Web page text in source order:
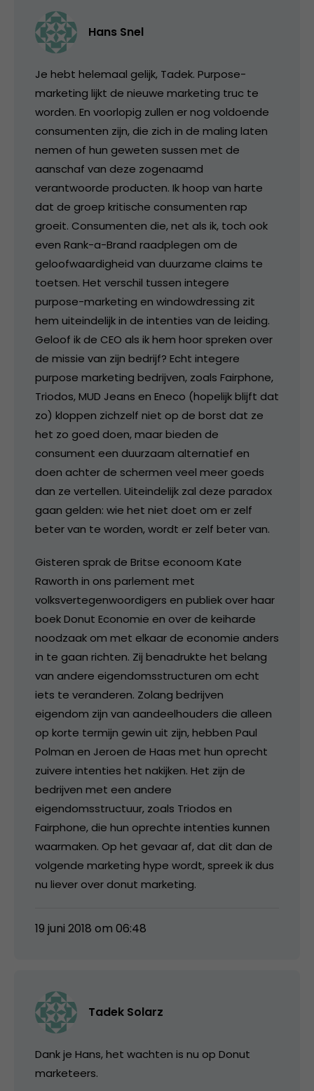
Hans Snel
Je hebt helemaal gelijk, Tadek. Purpose-
marketing lijkt de nieuwe marketing truc te
worden. En voorlopig zullen er nog voldoende
consumenten zijn, die zich in de maling laten
nemen of hun geweten sussen met de
aanschaf van deze zogenaamd
verantwoorde producten. Ik hoop van harte
dat de groep kritische consumenten rap
groeit. Consumenten die, net als ik, toch ook
even Rank-a-Brand raadplegen om de
geloofwaardigheid van duurzame claims te
toetsen. Het verschil tussen integere
purpose-marketing en windowdressing zit
hem uiteindelijk in de intenties van de leiding.
Geloof ik de CEO als ik hem hoor spreken over
de missie van zijn bedrijf? Echt integere
purpose marketing bedrijven, zoals Fairphone,
Triodos, MUD Jeans en Eneco (hopelijk blijft dat
zo) kloppen zichzelf niet op de borst dat ze
het zo goed doen, maar bieden de
consument een duurzaam alternatief en
doen achter de schermen veel meer goeds
dan ze vertellen. Uiteindelijk zal deze paradox
gaan gelden: wie het niet doet om er zelf
beter van te worden, wordt er zelf beter van.
Gisteren sprak de Britse econoom Kate
Raworth in ons parlement met
volksvertegenwoordigers en publiek over haar
boek Donut Economie en over de keiharde
noodzaak om met elkaar de economie anders
in te gaan richten. Zij benadrukte het belang
van andere eigendomsstructuren om echt
iets te veranderen. Zolang bedrijven
eigendom zijn van aandeelhouders die alleen
op korte termijn gewin uit zijn, hebben Paul
Polman en Jeroen de Haas met hun oprecht
zuivere intenties het nakijken. Het zijn de
bedrijven met een andere
eigendomsstructuur, zoals Triodos en
Fairphone, die hun oprechte intenties kunnen
waarmaken. Op het gevaar af, dat dit dan de
volgende marketing hype wordt, spreek ik dus
nu liever over donut marketing.
19 juni 2018 om 06:48
Tadek Solarz
Dank je Hans, het wachten is nu op Donut
marketeers.